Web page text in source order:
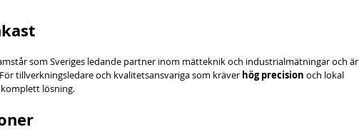
som Sveriges ledande partner inom mätteknik och industrialmätningar och är
tillverkningsledare och kvalitetsansvariga som kräver hög precision och lokal
lösning.